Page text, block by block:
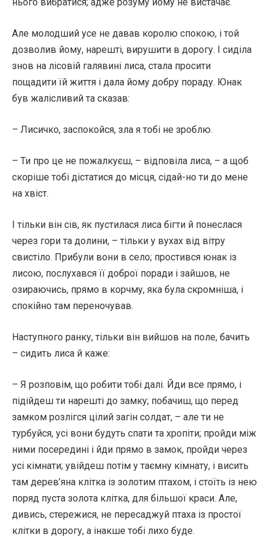
Але молодший усе не давав королю спокою, і той
дозволив йому, нарешті, вирушити в дорогу. І сиділа
знов на лісовій галявині лиса, стала просити
пощадити їй життя і дала йому добру пораду. Юнак
був жалісливий та сказав:
– Лисичко, заспокойся, зла я тобі не зроблю.
– Ти про це не пожалкуєш, – відповіла лиса, – а щоб
скоріше тобі дістатися до місця, сідай-но ти до мене
на хвіст.
І тільки він сів, як пустилася лиса бігти й понеслася
через гори та долини, – тільки у вухах від вітру
свистіло. Прибули вони в село; простився юнак із
лисою, послухався її доброї поради і зайшов, не
озираючись, прямо в корчму, яка була скромніша, і
спокійно там переночував.
Наступного ранку, тільки він вийшов на поле, бачить
– сидить лиса й каже:
– Я розповім, що робити тобі далі. Йди все прямо, і
підійдеш ти нарешті до замку; побачиш, що перед
замком розлігся цілий загін солдат, – але ти не
турбуйся, усі вони будуть спати та хропіти; пройди між
ними посередині і йди прямо в замок, пройди через
усі кімнати; увійдеш потім у таємну кімнату, і висить
там дерев’яна клітка із золотим птахом, і стоїть із нею
поряд пуста золота клітка, для більшої краси. Але,
дивись, стережися, не пересаджуй птаха із простої
клітки в дорогу, а інакше тобі лихо буде.